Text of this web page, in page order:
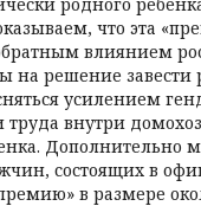
что эта
влиянием
на решение завести
усилением
внутри
Дополнительно
состоящих в
в размере